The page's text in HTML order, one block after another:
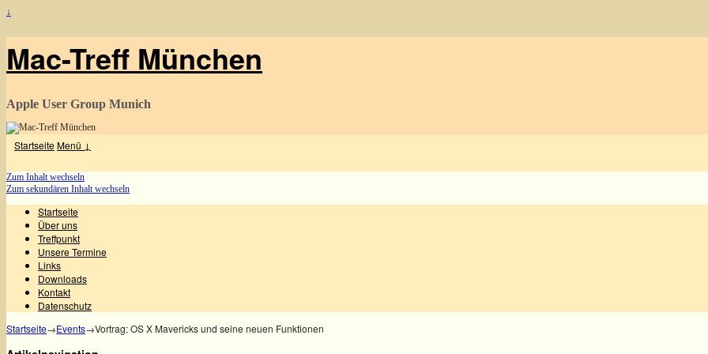
↓
Mac-Treff München
Apple User Group Munich
StartseiteMenü ↓
Zum Inhalt wechseln
Zum sekundären Inhalt wechseln
Startseite
Über uns
Treffpunkt
Unsere Termine
Links
Downloads
Kontakt
Datenschutz
Startseite→Events→Vortrag: OS X Mavericks und seine neuen Funktionen